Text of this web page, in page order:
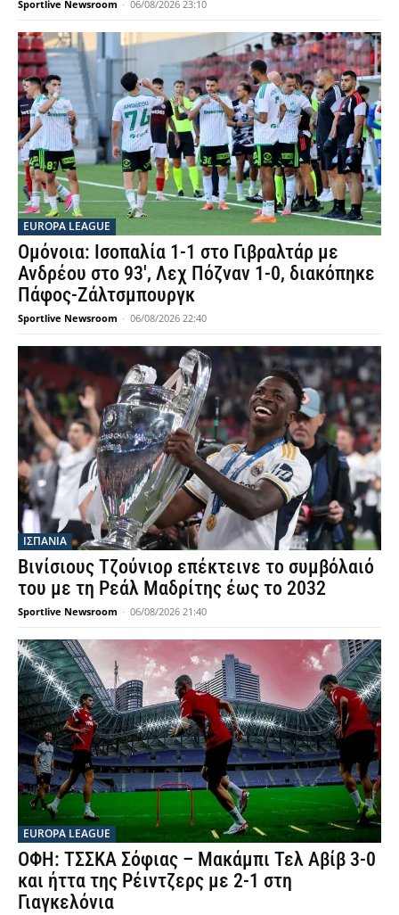
Sportlive Newsroom - 06/08/2026 23:10
EUROPA LEAGUE
Ομόνοια: Ισοπαλία 1-1 στο Γιβραλτάρ με
Ανδρέου στο 93′, Λεχ Πόζναν 1-0, διακόπηκε
Πάφος-Ζάλτσμπουργκ
Sportlive Newsroom - 06/08/2026 22:40
ΙΣΠΑΝΙΑ
Βινίσιους Τζούνιορ επέκτεινε το συμβόλαιό
του με τη Ρεάλ Μαδρίτης έως το 2032
Sportlive Newsroom - 06/08/2026 21:40
EUROPA LEAGUE
ΟΦΗ: ΤΣΣΚΑ Σόφιας – Μακάμπι Τελ Αβίβ 3-0
και ήττα της Ρέιντζερς με 2-1 στη
Γιαγκελόνια